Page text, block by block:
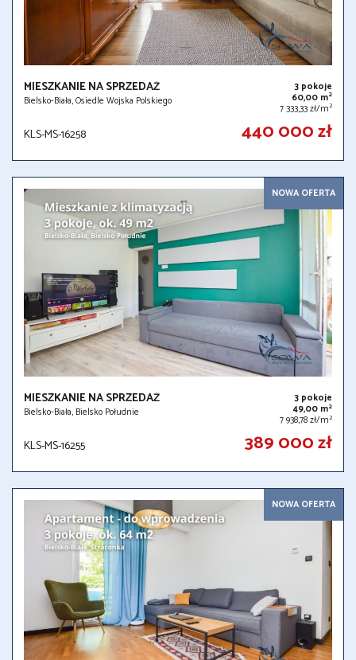
MIESZKANIE NA SPRZEDAŻ
Bielsko-Biała, Osiedle Wojska Polskiego
3 pokoje
60,00 m2
7 333,33 zł/m2
KLS-MS-16258 440 000 zł
NOWA OFERTA
MIESZKANIE NA SPRZEDAŻ
Bielsko-Biała, Bielsko Południe
3 pokoje
49,00 m2
7 938,78 zł/m2
KLS-MS-16255 389 000 zł
NOWA OFERTA